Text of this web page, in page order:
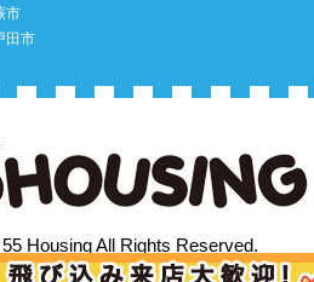
市
田市
Housing All Rights Reserved.